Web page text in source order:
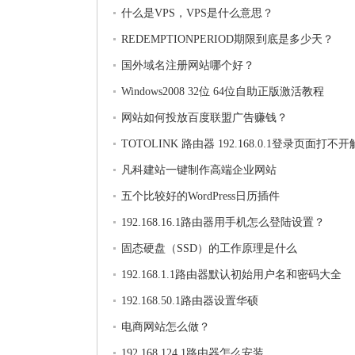
什么是VPS，VPS是什么意思？
REDEMPTIONPERIOD期限到底是多少天？
国外域名注册网站哪个好？
Windows2008 32位 64位自助正版激活教程
网站如何投放百度联盟广告赚钱？
TOTOLINK 路由器 192.168.0.1登录页面打不开
法
凡科建站一键制作高端企业网站
五个比较好的WordPress日历插件
192.168.16.1路由器用手机怎么登陆设置？
固态硬盘（SSD）的工作原理是什么
192.168.1.1路由器默认初始用户名和密码大全
192.168.50.1路由器设置华硕
电商网站怎么做？